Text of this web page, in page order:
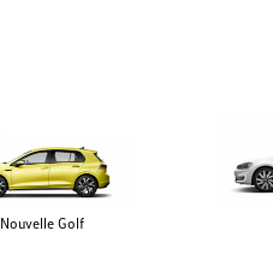
Nouvelle Golf